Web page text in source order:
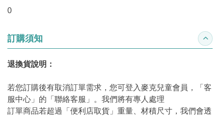
0
訂購須知 收合
退換貨說明：
若您訂購後有取消訂單需求，您可登入麥克兒童會員，「客
服中心」的「聯絡客服」。我們將有專人處理
訂單商品若超過「便利店取貨」重量、材積尺寸，我們會透